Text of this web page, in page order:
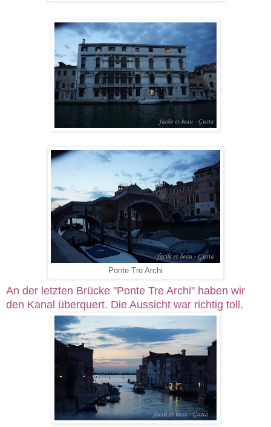
Ponte Tre Archi
An der letzten Brücke "Ponte Tre Archi" haben wir
den Kanal überquert. Die Aussicht war richtig toll.